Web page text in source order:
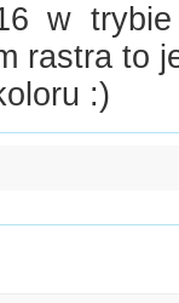
w
rastra to
:)